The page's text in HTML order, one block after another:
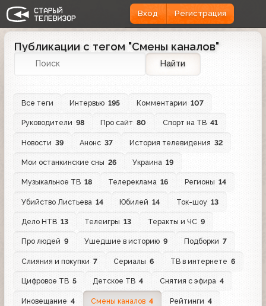
Вход Регистрация
Публикации с тегом "Смены каналов"
Найти
Все теги Интервью 195 Комментарии 107
Руководители 98 Про сайт 80 Спорт на ТВ 41
Новости 39 Анонс 37 История телевидения 32
Мои останкинские сны 26 Украина 19
Музыкальное ТВ 18 Телереклама 16 Регионы 14
Убийство Листьева 14 Юбилей 14 Ток-шоу 13
Дело НТВ 13 Телеигры 13 Теракты и ЧС 9
Про людей 9 Ушедшие в историю 9 Подборки 7
Слияния и покупки 7 Сериалы 6 ТВ в интернете 6
Цифровое ТВ 5 Детское ТВ 4 Снятия с эфира 4
Иновещание 4 Смены каналов 4 Рейтинги 4